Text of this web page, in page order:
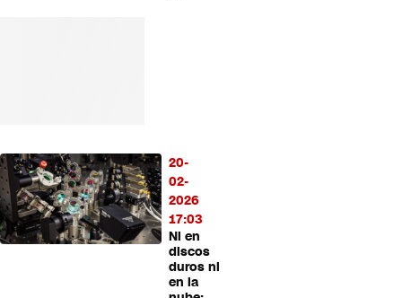
20-
02-
2026
17:03
Ni en
discos
duros ni
en la